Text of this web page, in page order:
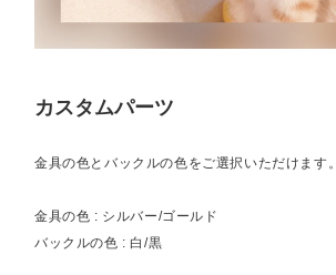
カスタムパーツ
金具の色とバックルの色をご選択いただけます。
金具の色 : シルバー/ゴールド
バックルの色 : 白/黒